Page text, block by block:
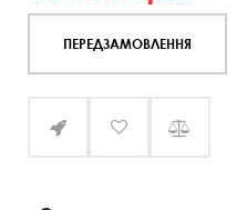
ПЕРЕДЗАМОВЛЕННЯ